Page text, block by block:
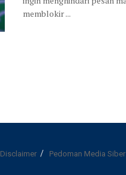
memblokir ...
Disclaimer Pedoman Media Siber